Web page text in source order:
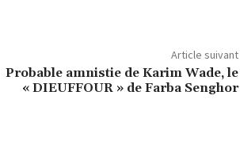
Article suivant
Probable amnistie de Karim Wade, le
« DIEUFFOUR » de Farba Senghor